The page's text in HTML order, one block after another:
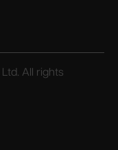
All rights